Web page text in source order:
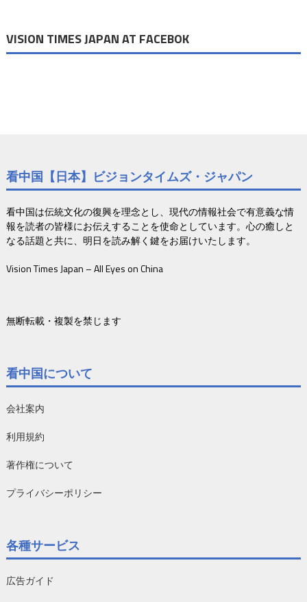
VISION TIMES JAPAN AT FACEBOK
看中国【日本】ビジョンタイムズ・ジャパン
看中国は伝統文化の復興を理念とし、現代の情報社会で有意義な情
報を読者の皆様にお伝えすることを使命としています。心の癒しと
なる話題と共に、明日を読み解く鍵をお届けいたします。
Vision Times Japan – All Eyes on China
無断転載・複製を禁じます
看中国について
会社案内
利用規約
著作権について
プライバシーポリシー
各種サービス
広告ガイド